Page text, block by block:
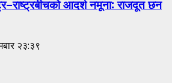
आदर्श नमूना: राजदूत छन
२३:३९